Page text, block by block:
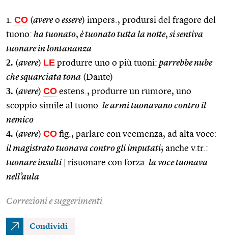
1. CO (avereo essere) impers., prodursi del fragore del
tuono: ha tuonato, è tuonato tutta la notte, si sentiva
tuonare in lontananza
2. (avere) LE produrre uno o più tuoni: parrebbe nube
che squarciata tona (Dante)
3. (avere) CO estens., produrre un rumore, uno
scoppio simile al tuono: le armi tuonavano contro il
nemico
4. (avere) CO fig., parlare con veemenza, ad alta voce:
il magistrato tuonava contro gli imputati; anche v.tr.:
tuonare insulti
risuonare con forza: la voce tuonava
nell’aula
Correzioni e suggerimenti
Condividi